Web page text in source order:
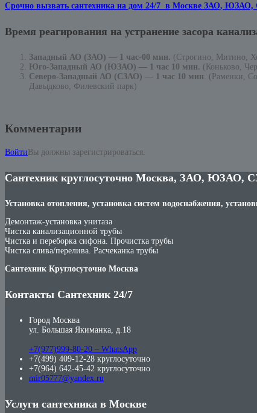
Срочно вызвать сантехника на дом 24/7 в Москве ЗАО,
Время реагирования на устранение засора
Западный АО (ЗАО) — 1 час-00 мин. (Строгино, Митино,
Юго-Западный АО (ЮЗАО) — 1 час 10 мин. (Коньково,
Северо-Западный АО (СЗАО) — 1 час 10 мин . (Раменки,
Давыдково, Филевский парк)
Комментарии
Войти Вы должны зарегистрироваться.
Сантехник круглосуточно Москва, ЗАО, ЮЗАО,
Установка отопления, установка систем водоснабжения,
Демонтаж-установка унитаза
Чистка канализационной трубы
Чистка и переборка сифона. Прочистка трубы
Чистка слива/перелива. Расчеканка трубы
Сантехник Круглосуточно Москва
Контакты Сантехник 24/7
Город Москва
ул. Большая Якиманка, д.18
+7(977)999-80-20 – WhatsApp
+7(499) 409-12-28 круглосуточно
+7(964) 642-45-42 круглосуточно
mir05777@yandex.ru
Услуги сантехника в Москве